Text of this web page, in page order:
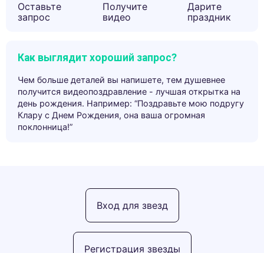
Оставьте
запрос
Получите
видео
Дарите
праздник
Как выглядит хороший запрос?
Чем больше деталей вы напишете, тем душевнее
получится видеопоздравление - лучшая открытка на
день рождения. Например: “Поздравьте мою подругу
Клару с Днем Рождения, она ваша огромная
поклонница!”
Регистрация звезды
Вход для звезд